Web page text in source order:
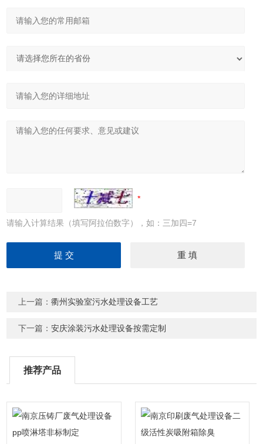
请输入计算结果（填写阿拉伯数字），如：三加四=7
上一篇：衢州实验室污水处理设备工艺
下一篇：安庆涂装污水处理设备按需定制
推荐产品